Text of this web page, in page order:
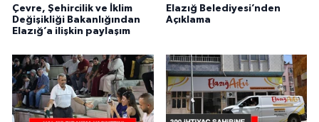
Çevre, Şehircilik ve İklim
Değişikliği Bakanlığından
Elazığ’a ilişkin paylaşım
Elazığ Belediyesi’nden
Açıklama